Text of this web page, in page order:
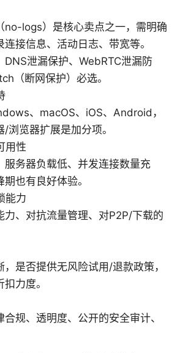
no-logs）是核心卖点之一，需明确
接信息、活动日志、带宽等。
DNS泄漏保护、WebRTC泄漏防
（断网保护）必选。
、macOS、iOS、Android，
浏览器扩展是加分项。
用性
服务器负载低、并发连接数量充
也有良好体验。
能力
力、对抗流量管理、对P2P/下载的
，是否提供无风险试用/退款政策，
力度。
规、透明度、公开的安全审计、